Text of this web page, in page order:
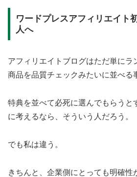
ワードプレスアフィリエイト
人へ
アフィリエイトブログはただ単にラ
商品を品質チェックみたいに並べる
特典を並べて必死に選んでもらうと
に考えるなら、そういう人だろう。
でも私は違う。
きちんと、企業側にとっても明確性